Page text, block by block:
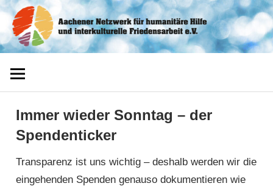
Zum
Inhalt
springen
Aachener
Netzwerk
Immer wieder Sonntag – der
Spendenticker
Transparenz ist uns wichtig – deshalb werden wir die
eingehenden Spenden genauso dokumentieren wie